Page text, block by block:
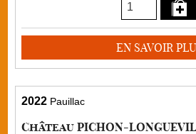
EN SAVOIR
2022 Pauillac
Château PICHON-